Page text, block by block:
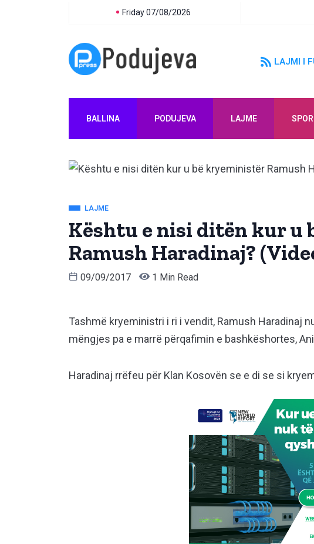
Friday 07/08/2026
LAJMI I
BALLINA PODUJEVA LAJME
LAJME
Kështu e nisi ditën kur u
Ramush Haradinaj?
09/09/2017 1 Min Read
Tashmë kryeministri i ri i vendit, Ramush Haradinaj
mëngjes pa e marrë përqafimin e bashkëshortes,
Haradinaj rrëfeu për Klan Kosovën se e di se si